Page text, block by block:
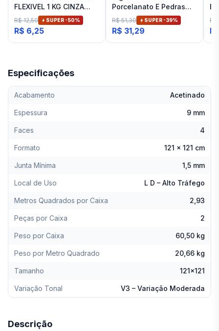
FLEXIVEL 1 KG CINZA
ARTICO
R$ 12,50 SUPER -50%
R$ 6,25
Porcelanato E Pedras
Naturais Cinza Interno
Inovatte 20 Kg
R$ 51,30 SUPER -39%
R$ 31,29
Fit
Especificações
Acabamento Acetinado
Espessura 9 mm
Faces 4
Formato 121 x 121 cm
Junta Mínima 1,5 mm
Local de Uso L D – Alto Tráfego
Metros Quadrados por Caixa 2,93
Peças por Caixa 2
Peso por Caixa 60,50 kg
Peso por Metro Quadrado 20,66 kg
Tamanho 121x121
Variação Tonal V3 – Variação Moderada
Descrição